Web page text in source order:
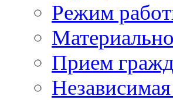
Режим
Прием